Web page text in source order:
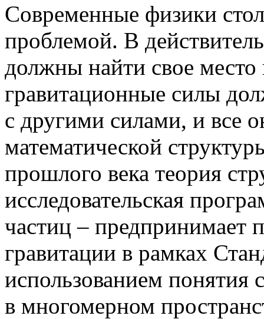
Современные физики
проблемой. В
должны найти свое место
гравитационные силы
с другими силами, и все
математической
прошлого века теория
исследовательская
частиц – предпринимает
гравитации в рамках
использованием
в многомерном